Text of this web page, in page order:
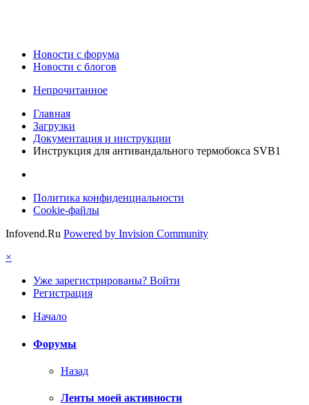
Новости c форума
Новости с блогов
Непрочитанное
Главная
Загрузки
Документация и инструкции
Инструкция для антивандального термобокса SVB1
Политика конфиденциальности
Cookie-файлы
Infovend.Ru Powered by Invision Community
×
Уже зарегистрированы? Войти
Регистрация
Начало
Форумы
Назад
Ленты моей активности